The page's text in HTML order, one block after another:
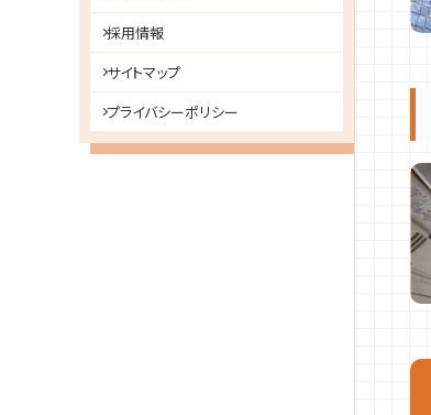
採用情報
サイトマップ
プライバシーポリシー